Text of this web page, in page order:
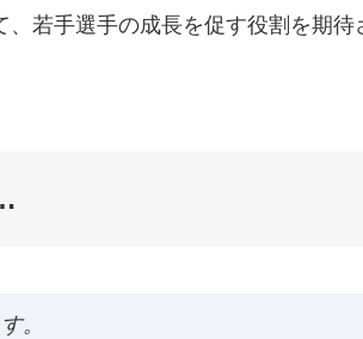
若手選手の成長を促す役割を期待
。